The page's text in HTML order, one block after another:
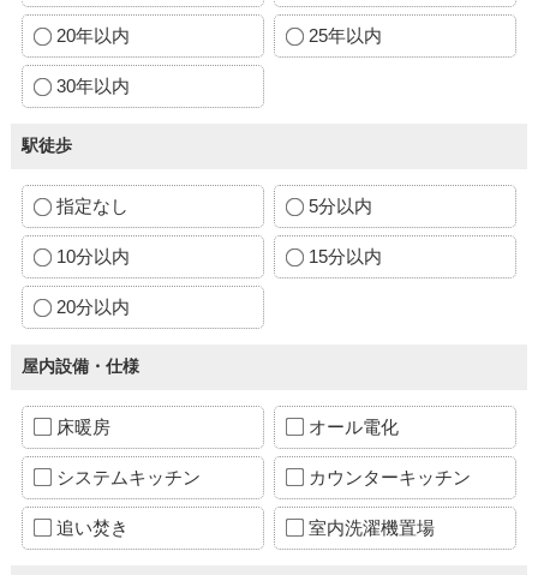
20年以内 25年以内
30年以内
駅徒歩
指定なし 5分以内
10分以内 15分以内
20分以内
屋内設備・仕様
床暖房 オール電化
システムキッチン カウンターキッチン
追い焚き 室内洗濯機置場